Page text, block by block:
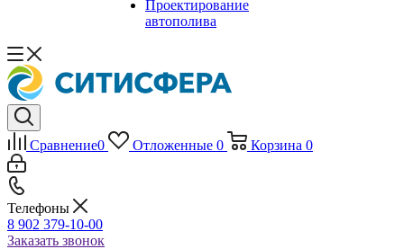
Проектирование
автополива
Сравнение0 Отложенные 0 Корзина 0
Телефоны
8 902 379-10-00
Заказать звонок